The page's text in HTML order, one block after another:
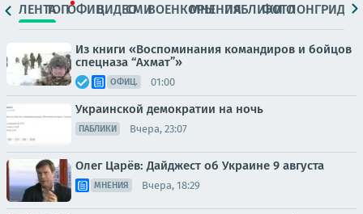
ЛЕНТАТОПОФИЦ.ВИДЕОСМИВОЕНКОРЫМНЕНИЯПАБЛИКИ
ФОТОЛОНГРИДЫ
Из книги «Воспоминания командиров и бойцов
спецназа “Ахмат”»
ОФИЦ. 01:00
Украинской демократии на ночь
ПАБЛИКИ Вчера, 23:07
Олег Царёв: Дайджест об Украине 9 августа
МНЕНИЯ Вчера, 18:29